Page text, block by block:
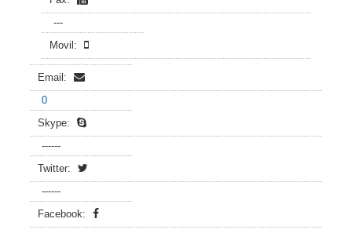
---
Movil:
Email:
0
Skype:
------
Twitter:
------
Facebook: